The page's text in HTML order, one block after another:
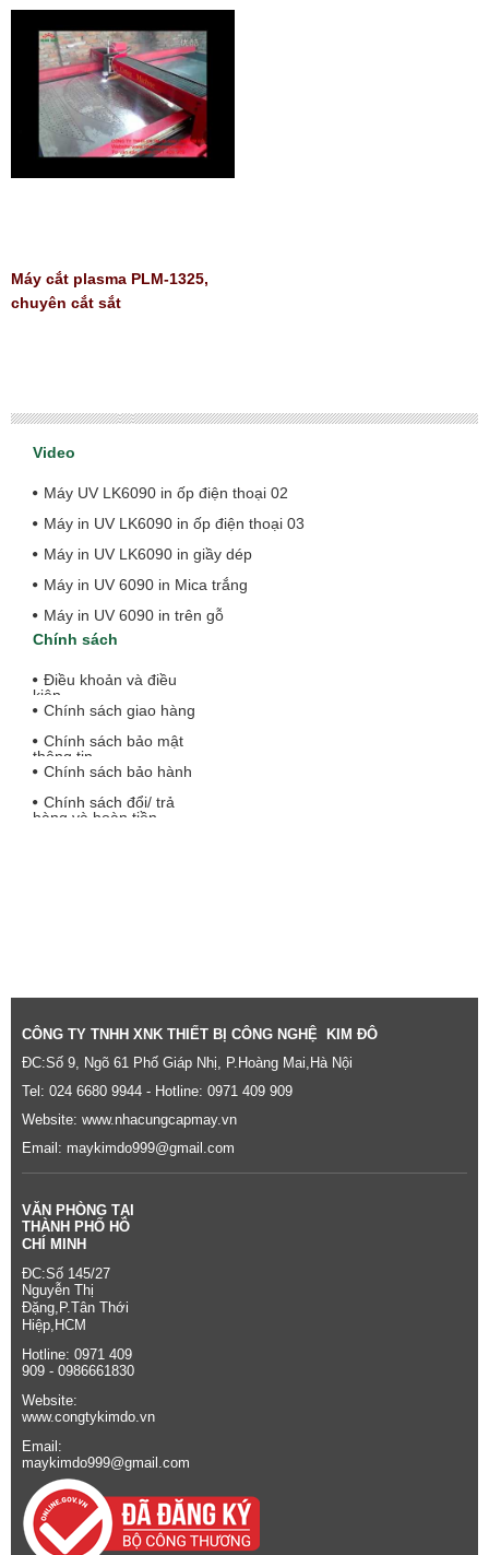
Máy cắt plasma PLM-1325,
chuyên cắt sắt
Video
Máy UV LK6090 in ốp điện thoại 02
Máy in UV LK6090 in ốp điện thoại 03
Máy in UV LK6090 in giầy dép
Máy in UV 6090 in Mica trắng
Máy in UV 6090 in trên gỗ
Chính sách
Điều khoản và điều
kiện
Chính sách giao hàng
Chính sách bảo mật
thông tin
Chính sách bảo hành
Chính sách đổi/ trả
hàng và hoàn tiền
CÔNG TY TNHH XNK THIẾT BỊ CÔNG NGHỆ KIM ĐÔ
ĐC:Số 9, Ngõ 61 Phố Giáp Nhị, P.Hoàng Mai,Hà Nội
Tel: 024 6680 9944 - Hotline: 0971 409 909
Website: www.nhacungcapmay.vn
Email: maykimdo999@gmail.com
VĂN PHÒNG TẠI
THÀNH PHỐ HỒ
CHÍ MINH
ĐC:Số 145/27
Nguyễn Thị
Đặng,P.Tân Thới
Hiệp,HCM
Hotline: 0971 409
909 - 0986661830
Website:
www.congtykimdo.vn
Email:
maykimdo999@gmail.com